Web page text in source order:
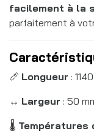
facilement à la
parfaitement à
📏 Longueur :
↔️ Largeur : 50
🌡️ Températures